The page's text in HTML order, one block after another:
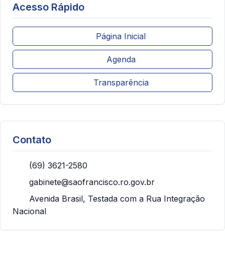
Acesso Rápido
Página Inicial
Agenda
Transparência
Contato
(69) 3621-2580
gabinete@saofrancisco.ro.gov.br
Avenida Brasil, Testada com a Rua Integração
Nacional